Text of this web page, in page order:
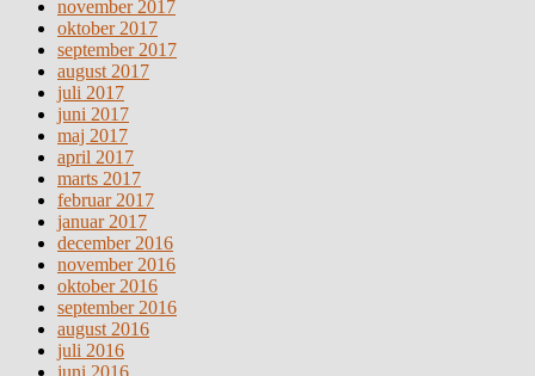
november 2017
oktober 2017
september 2017
august 2017
juli 2017
juni 2017
maj 2017
april 2017
marts 2017
februar 2017
januar 2017
december 2016
november 2016
oktober 2016
september 2016
august 2016
juli 2016
juni 2016